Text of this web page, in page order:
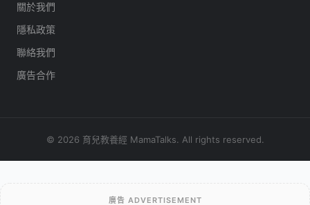
關於我們
隱私政策
聯絡我們
廣告合作
© 2026 育兒教養經 MamaTalks. All rights reserved.
廣告 ADVERTISEMENT